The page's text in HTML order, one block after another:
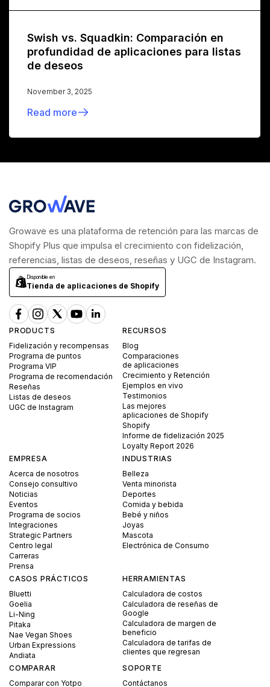
Swish vs. Squadkin: Comparación en
profundidad de aplicaciones para listas
de deseos
November 3, 2025
Read more
Growave es una plataforma de retención para las marcas de
Shopify Plus que impulsa el crecimiento con fidelización,
referencias, listas de deseos, reseñas y UGC de Instagram.
Disponible en
Tienda de aplicaciones de Shopify
PRODUCTS
Fidelización y recompensas
Programa de puntos
Programa VIP
Programa de recomendación
Reseñas
Listas de deseos
UGC de Instagram
RECURSOS
Blog
Comparaciones
de aplicaciones
Crecimiento y Retención
Ejemplos en vivo
Testimonios
Las mejores
aplicaciones de Shopify
Shopify
Informe de fidelización 2025
Loyalty Report 2026
EMPRESA
Acerca de nosotros
Consejo consultivo
Noticias
Eventos
Programa de socios
Integraciones
Strategic Partners
Centro legal
Carreras
Prensa
INDUSTRIAS
Belleza
Venta minorista
Deportes
Comida y bebida
Bebé y niños
Joyas
Mascota
Electrónica de Consumo
CASOS PRÁCTICOS
Bluetti
Goelia
Li-Ning
Pitaka
Nae Vegan Shoes
Urban Expressions
Andiata
HERRAMIENTAS
Calculadora de costos
Calculadora de reseñas de
Google
Calculadora de margen de
beneficio
Calculadora de tarifas de
clientes que regresan
COMPARAR
Comparar con Yotpo
SOPORTE
Contáctanos